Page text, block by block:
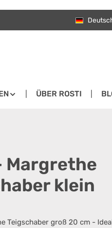
ÜBER ROSTI
Margrethe
klein
Teigschaber groß 20 cm -